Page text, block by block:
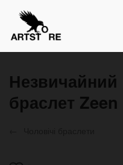
Незвичайний
браслет Zeen